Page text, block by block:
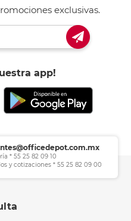
exclusivas.
app!
* 55 25 82 09 10
y cotizaciones * 55 25 82 09 00